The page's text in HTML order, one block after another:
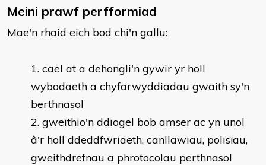
Meini prawf perfformiad
Mae'n rhaid eich bod chi'n gallu:
cael at a dehongli'n gywir yr holl
wybodaeth a chyfarwyddiadau gwaith sy'n
berthnasol
gweithio'n ddiogel bob amser ac yn unol
â'r holl ddeddfwriaeth, canllawiau, polisïau,
gweithdrefnau a phrotocolau perthnasol